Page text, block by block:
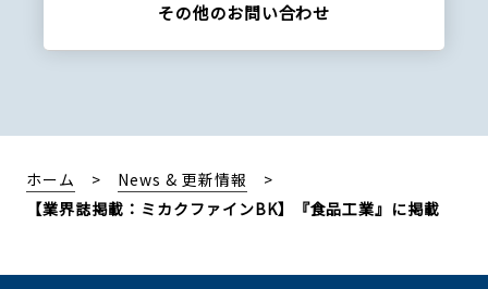
その他のお問い合わせ
ホーム
News & 更新情報
【業界誌掲載：ミカクファインBK】『食品工業』に掲載